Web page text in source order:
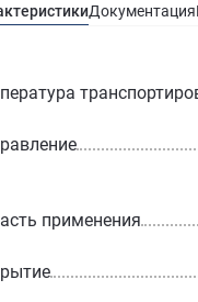
Документация
применения